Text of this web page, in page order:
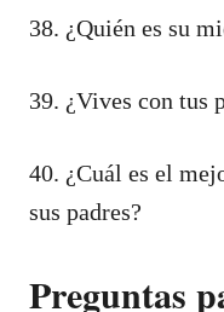
38. ¿Quién es su
39. ¿Vives con tus
40. ¿Cuál es el
sus padres?
Preguntas